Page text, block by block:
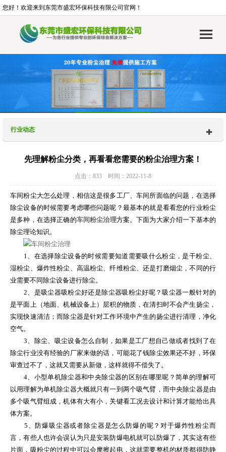
您好！欢迎来到东莞市盛宏环保科技有限公司官网！
行业动态
先理解粉尘分类，再看看您需要的粉尘治理方案！
点击：833 时间：2022-11-8
车间粉尘大怎么处理，相信这是很多工厂、车间所面临的问题，在选择
除尘设备的时候需要考虑哪些问题呢？最基本的就是看看您的行业粉尘
是多种，在选择正确的车间粉尘治理方案。下面为大家介绍一下基本的
除尘理论知识。
1、在选择除尘设备的时候需要知道需要吸什么粉尘，是干粉尘、
湿粉尘、爆炸性粉尘、高温粉尘、纤维粉尘、还是打磨烟尘，不同的行
业需要不同除尘设备进行除尘。
2、是吸尘器吸粉尘好还是除尘器吸粉尘好呢？吸尘器一般针对的
是平面上（地面、机械设备上）层积的物质，在清扫时不会产生扬尘，
实现快速清洁；而除尘器是针对工作环境中产生的扬尘进行清理，净化
空气。
3、除尘、吸尘设备怎么自制，如果是工厂想自己做或者找到了在
除尘行业没有经验的厂家来做的话，可能花了钱除尘效果还不好，环保
审查过不了，这就又需要从新做，这样就得不偿失了。
4、小型单机除尘器和中央除尘器的区别在哪里呢？简单的理解可
以用理解为单机除尘器大概就只有一到两个吸气臂，而中央除尘器是由
多个吸气臂组成，机体有大有小，关键看工况去设计和计算才能给出具
体方案。
5、防爆吸尘器或者除尘器是怎么防爆的呢？对于爆炸性粉尘而
言，有些人也许会误认为只是安装防爆电机就可以防爆了，其实这有些
片面，吸粉尘的过程中可以会摩擦起电，这就需要整机的材质都得防静